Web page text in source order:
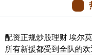
配资正规炒股理财 埃尔
所有新援都受到全队的欢